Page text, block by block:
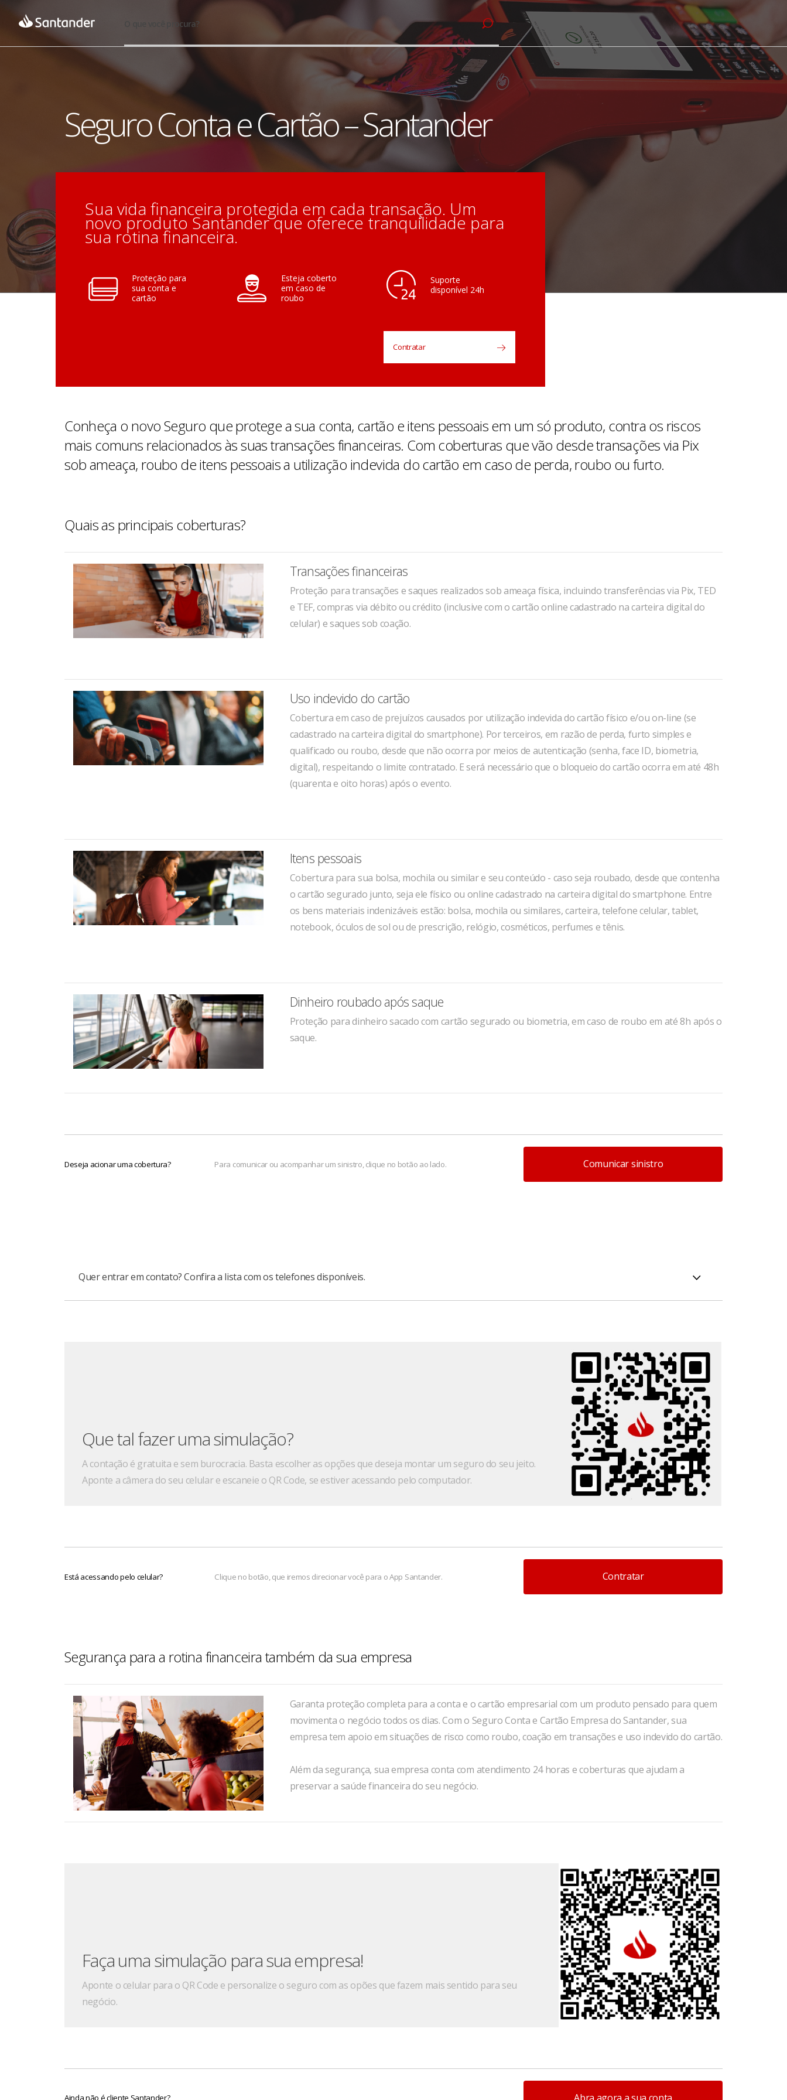
O que você procura?
Seguro Conta e Cartão – Santander
Sua vida financeira protegida em cada transação. Um
novo produto Santander que oferece tranquilidade para
sua rotina financeira.
Proteção para
sua conta e
cartão
Esteja coberto
em caso de
roubo
Suporte
disponível 24h
Contratar
Conheça o novo Seguro que protege a sua conta, cartão e itens pessoais em um só produto, contra os riscos
mais comuns relacionados às suas transações financeiras. Com coberturas que vão desde transações via Pix
sob ameaça, roubo de itens pessoais a utilização indevida do cartão em caso de perda, roubo ou furto.
Quais as principais coberturas?
Transações financeiras
Proteção para transações e saques realizados sob ameaça física, incluindo transferências via Pix, TED
e TEF, compras via débito ou crédito (inclusive com o cartão online cadastrado na carteira digital do
celular) e saques sob coação.
Uso indevido do cartão
Cobertura em caso de prejuízos causados por utilização indevida do cartão físico e/ou on-line (se
cadastrado na carteira digital do smartphone). Por terceiros, em razão de perda, furto simples e
qualificado ou roubo, desde que não ocorra por meios de autenticação (senha, face ID, biometria,
digital), respeitando o limite contratado. E será necessário que o bloqueio do cartão ocorra em até 48h
(quarenta e oito horas) após o evento.
Itens pessoais
Cobertura para sua bolsa, mochila ou similar e seu conteúdo - caso seja roubado, desde que contenha
o cartão segurado junto, seja ele físico ou online cadastrado na carteira digital do smartphone. Entre
os bens materiais indenizáveis estão: bolsa, mochila ou similares, carteira, telefone celular, tablet,
notebook, óculos de sol ou de prescrição, relógio, cosméticos, perfumes e tênis.
Dinheiro roubado após saque
Proteção para dinheiro sacado com cartão segurado ou biometria, em caso de roubo em até 8h após o
saque.
Deseja acionar uma cobertura? Para comunicar ou acompanhar um sinistro, clique no botão ao lado. Comunicar sinistro
Quer entrar em contato? Confira a lista com os telefones disponíveis.
Deficientes auditivos e de fala
0800 723 5007
Que tal fazer uma simulação?
A contação é gratuita e sem burocracia. Basta escolher as opções que deseja montar um seguro do seu jeito.
Aponte a câmera do seu celular e escaneie o QR Code, se estiver acessando pelo computador.
Está acessando pelo celular? Clique no botão, que iremos direcionar você para o App Santander. Contratar
Segurança para a rotina financeira também da sua empresa
Garanta proteção completa para a conta e o cartão empresarial com um produto pensado para quem
movimenta o negócio todos os dias. Com o Seguro Conta e Cartão Empresa do Santander, sua
empresa tem apoio em situações de risco como roubo, coação em transações e uso indevido do cartão.
Além da segurança, sua empresa conta com atendimento 24 horas e coberturas que ajudam a
preservar a saúde financeira do seu negócio.
Faça uma simulação para sua empresa!
Aponte o celular para o QR Code e personalize o seguro com as opões que fazem mais sentido para seu
negócio.